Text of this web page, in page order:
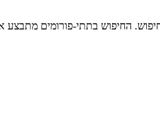
החיפוש בתתי-פורומים